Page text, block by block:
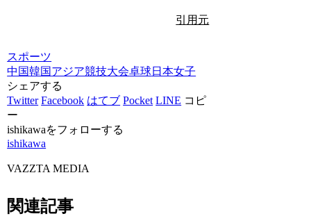
引用元
スポーツ
中国韓国アジア競技大会卓球日本女子
シェアする
Twitter Facebook はてブ Pocket LINE コピ
ー
ishikawaをフォローする
ishikawa
VAZZTA MEDIA
関連記事